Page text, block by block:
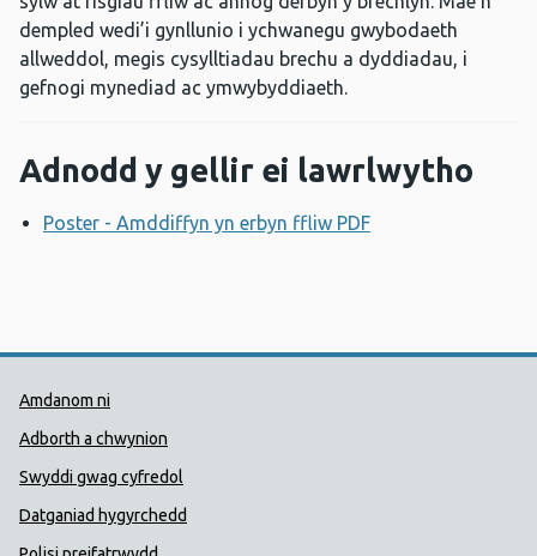
dempled wedi’i gynllunio i ychwanegu gwybodaeth
allweddol, megis cysylltiadau brechu a dyddiadau, i
gefnogi mynediad ac ymwybyddiaeth.
Adnodd y gellir ei lawrlwytho
Poster - Amddiffyn yn erbyn ffliw PDF
Dolenni Cymorth Iechyd
Amdanom ni
Adborth a chwynion
Swyddi gwag cyfredol
Datganiad hygyrchedd